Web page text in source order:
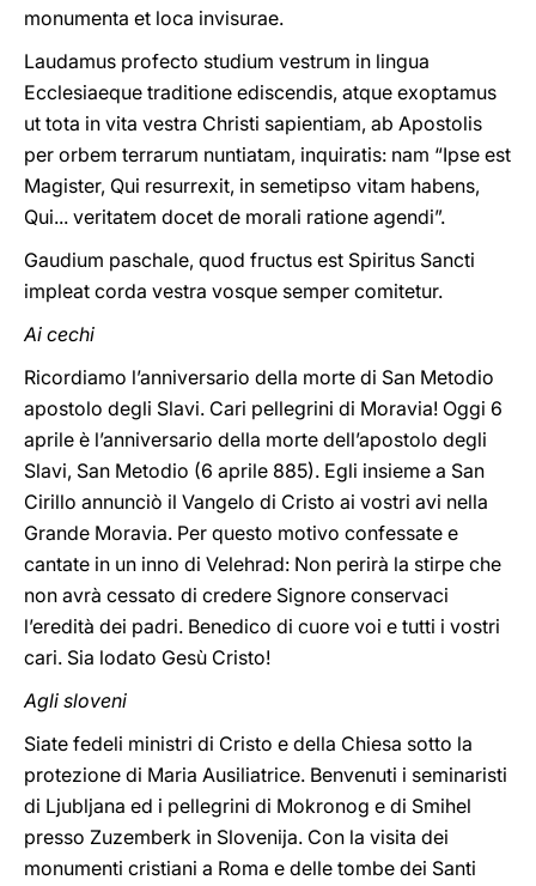
monumenta et loca invisurae.
Laudamus profecto studium vestrum in lingua
Ecclesiaeque traditione ediscendis, atque exoptamus
ut tota in vita vestra Christi sapientiam, ab Apostolis
per orbem terrarum nuntiatam, inquiratis: nam “Ipse est
Magister, Qui resurrexit, in semetipso vitam habens,
Qui... veritatem docet de morali ratione agendi”.
Gaudium paschale, quod fructus est Spiritus Sancti
impleat corda vestra vosque semper comitetur.
Ai cechi
Ricordiamo l’anniversario della morte di San Metodio
apostolo degli Slavi. Cari pellegrini di Moravia! Oggi 6
aprile è l’anniversario della morte dell’apostolo degli
Slavi, San Metodio (6 aprile 885). Egli insieme a San
Cirillo annunciò il Vangelo di Cristo ai vostri avi nella
Grande Moravia. Per questo motivo confessate e
cantate in un inno di Velehrad: Non perirà la stirpe che
non avrà cessato di credere Signore conservaci
l’eredità dei padri. Benedico di cuore voi e tutti i vostri
cari. Sia lodato Gesù Cristo!
Agli sloveni
Siate fedeli ministri di Cristo e della Chiesa sotto la
protezione di Maria Ausiliatrice. Benvenuti i seminaristi
di Ljubljana ed i pellegrini di Mokronog e di Smihel
presso Zuzemberk in Slovenija. Con la visita dei
monumenti cristiani a Roma e delle tombe dei Santi